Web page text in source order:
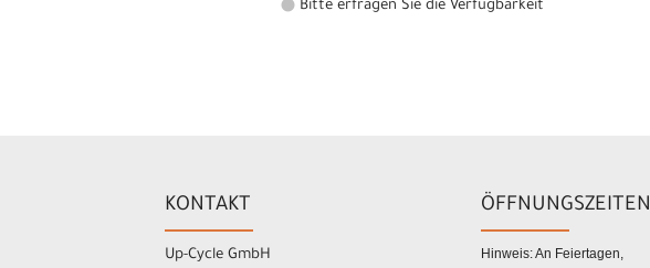
Bitte erfragen Sie die Verfügbarkeit
KONTAKT
Up-Cycle GmbH
ÖFFNUNGSZEITEN
Hinweis: An Feiertagen,